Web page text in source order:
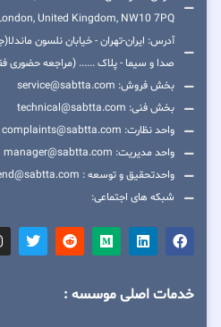
United Kingdom, NW10 7PQ
آدرس: ایران-تهران - خیابان نلسون
صدا و سیما - پلاک ...... (مراجعه حضوری
بخش فروش: service@sabtta.com
بخش فنی: technical@sabtta.com
واحد نظارت: complaints@sabtta.com
واحد مدیریت: manager@sabtta.com
واحدتحقیق و توسعه : backend@sabtta.com
شبکه های اجتماعی:
خدمات اصلی موسسه :